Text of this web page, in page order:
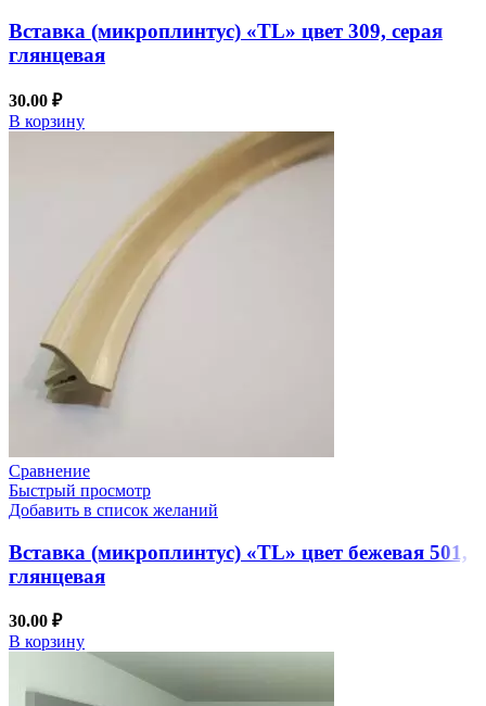
Вставка (микроплинтус) «TL» цвет 309, серая
глянцевая
30.00 ₽
В корзину
Сравнение
Быстрый просмотр
Добавить в список желаний
Вставка (микроплинтус) «TL» цвет бежевая 501,
глянцевая
30.00 ₽
В корзину